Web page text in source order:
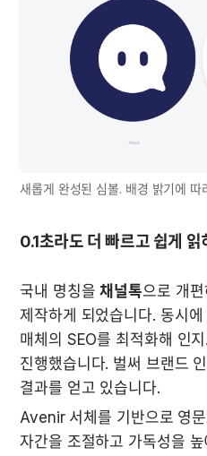
새롭게 완성된 심볼. 배경 밝기에
0.1초라도 더 빠르고 쉽게 읽
국내 명칭을 채널톡으로 개
제작하게 되었습니다. 동시
매체의 SEO를 최적화해 인
진행했습니다. 벌써 브랜드
결과를 얻고 있습니다.
Avenir 서체를 기반으로 영
자간을 조절하고 가독성을